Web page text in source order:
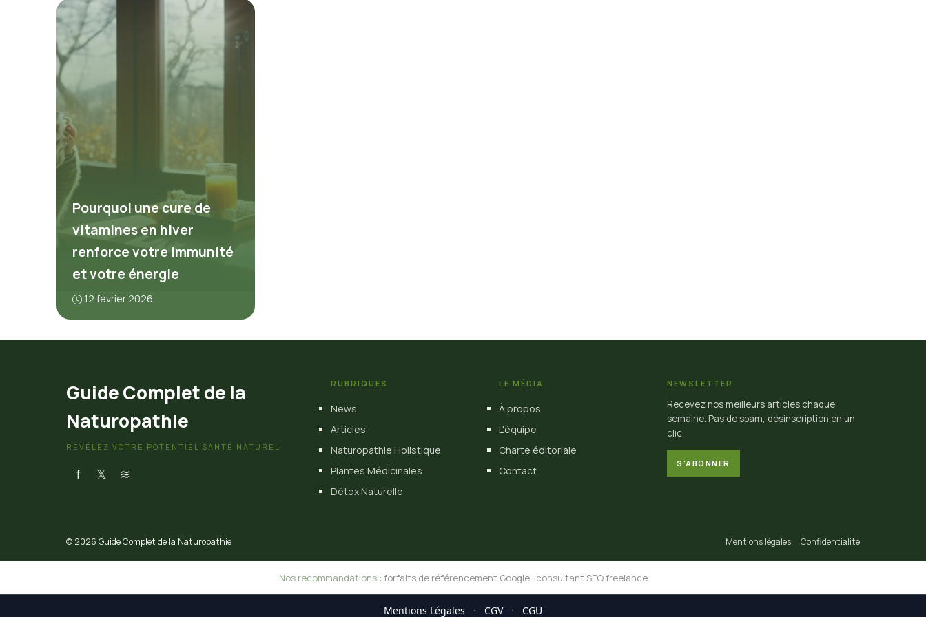
Pourquoi une cure de
vitamines en hiver
renforce votre immunité
et votre énergie
12 février 2026
Guide Complet de la
Naturopathie
RÉVÉLEZ VOTRE POTENTIEL SANTÉ NATUREL
f 𝕏 ≋
RUBRIQUES
News
Articles
Naturopathie Holistique
Plantes Médicinales
Détox Naturelle
LE MÉDIA
À propos
L'équipe
Charte éditoriale
Contact
NEWSLETTER
Recevez nos meilleurs articles chaque
semaine. Pas de spam, désinscription en un
clic.
S'ABONNER
© 2026 Guide Complet de la Naturopathie Mentions légales Confidentialité
Nos recommandations : forfaits de référencement Google· consultant SEO freelance
Mentions Légales · CGV · CGU